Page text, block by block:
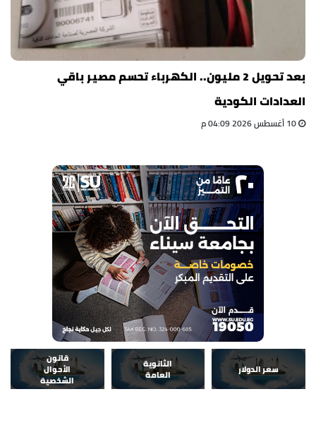
بعد تحويل 2 مليون.. الكهرباء تحسم مصير باقي
العدادات الكودية
سعر الدولار
الثانوية
العامة
قانون
الأحوال
الشخصية